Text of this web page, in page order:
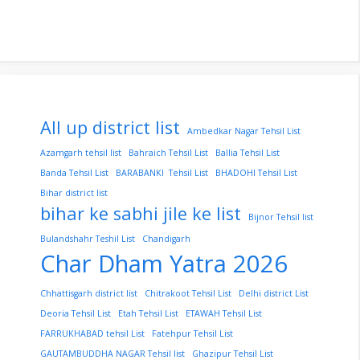
All up district list
Ambedkar Nagar Tehsil List
Azamgarh tehsil list
Bahraich Tehsil List
Ballia Tehsil List
Banda Tehsil List
BARABANKI Tehsil List
BHADOHI Tehsil List
Bihar district list
bihar ke sabhi jile ke list
Bijnor Tehsil list
Bulandshahr Teshil List
Chandigarh
Char Dham Yatra 2026
Chhattisgarh district list Chitrakoot Tehsil List
Delhi district List
Deoria Tehsil List
Etah Tehsil List
ETAWAH Tehsil List
FARRUKHABAD tehsil List
Fatehpur Tehsil List
GAUTAMBUDDHA NAGAR Tehsil list
Ghazipur Tehsil List